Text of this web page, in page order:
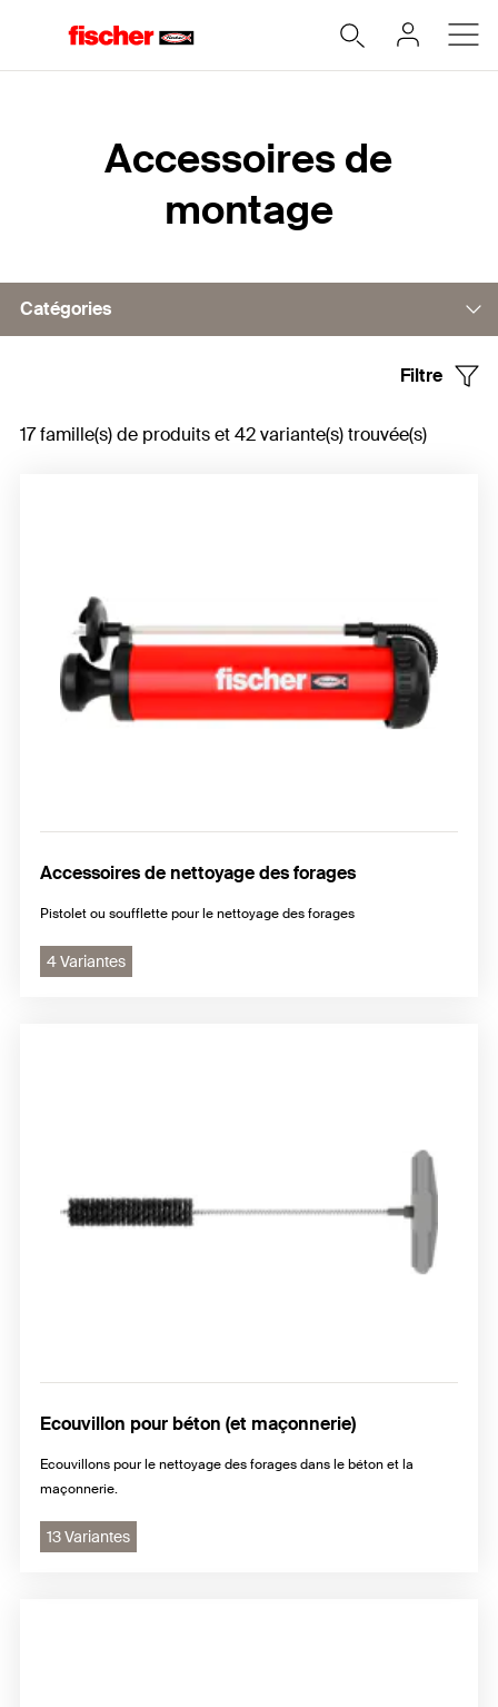
Accessoires de
montage
Catégories
Filtre
17 famille(s) de produits et 42 variante(s) trouvée(s)
Accessoires de nettoyage des forages
Pistolet ou soufflette pour le nettoyage des forages
4 Variantes
Ecouvillon pour béton (et maçonnerie)
Ecouvillons pour le nettoyage des forages dans le béton et la
maçonnerie.
13 Variantes